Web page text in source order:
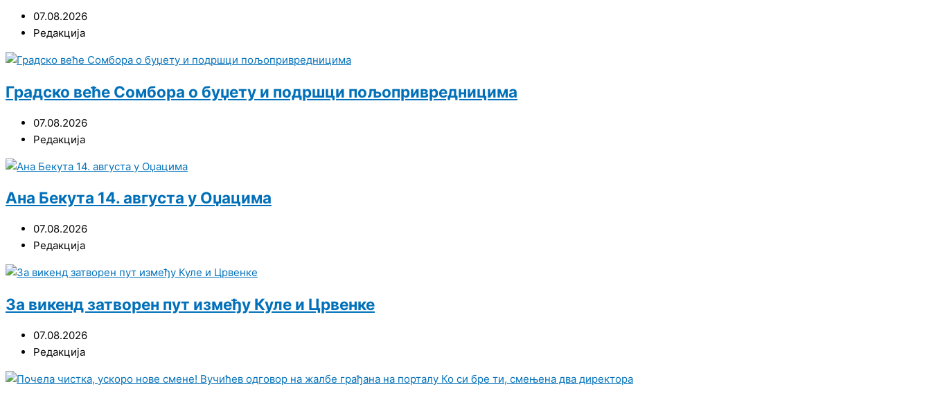
07.08.2026
Редакција
Градско веће Сомбора о буџету и подршци пољопривредницима
07.08.2026
Редакција
Ана Бекута 14. августа у Оџацима
07.08.2026
Редакција
За викенд затворен пут између Куле и Црвенке
07.08.2026
Редакција